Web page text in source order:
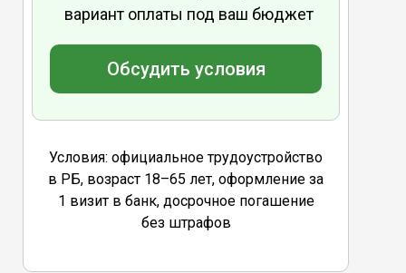
Обсудить условия
вариант оплаты под ваш бюджет
Условия: официальное трудоустройство
в РБ, возраст 18–65 лет, оформление за
1 визит в банк, досрочное погашение
без штрафов